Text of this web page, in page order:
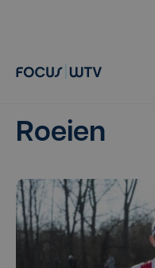
Roeien